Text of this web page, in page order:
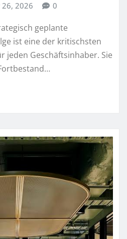
26, 2026 0
geplante
ist eine der kritischsten
jeden Geschäftsinhaber. Sie